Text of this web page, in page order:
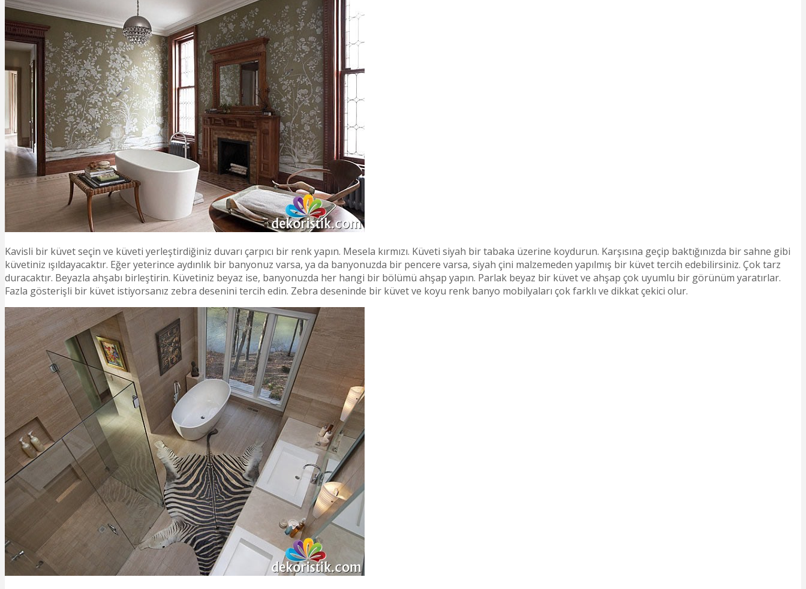
Kavisli bir küvet seçin ve küveti yerleştirdiğiniz duvarı çarpıcı bir renk yapın. Mesela kırmızı. Küveti siyah bir tabaka üzerine koydurun. Karşısına geçip baktığınızda bir sahne gibi
küvetiniz ışıldayacaktır. Eğer yeterince aydınlık bir banyonuz varsa, ya da banyonuzda bir pencere varsa, siyah çini malzemeden yapılmış bir küvet tercih edebilirsiniz. Çok tarz
duracaktır. Beyazla ahşabı birleştirin. Küvetiniz beyaz ise, banyonuzda her hangi bir bölümü ahşap yapın. Parlak beyaz bir küvet ve ahşap çok uyumlu bir görünüm yaratırlar.
Fazla gösterişli bir küvet istiyorsanız zebra desenini tercih edin. Zebra deseninde bir küvet ve koyu renk banyo mobilyaları çok farklı ve dikkat çekici olur.